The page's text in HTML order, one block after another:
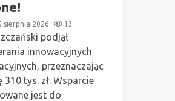
sierpnia 2026 13
podjął
innowacyjnych
przeznaczając
tys. zł. Wsparcie
jest do